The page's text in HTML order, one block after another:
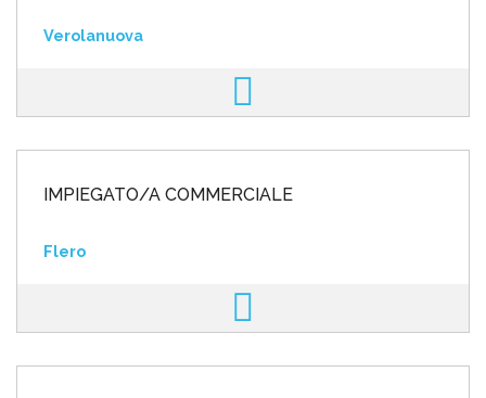
Verolanuova
IMPIEGATO/A COMMERCIALE
Flero